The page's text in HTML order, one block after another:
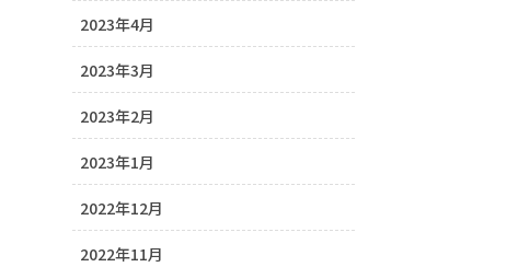
2023年4月
2023年3月
2023年2月
2023年1月
2022年12月
2022年11月